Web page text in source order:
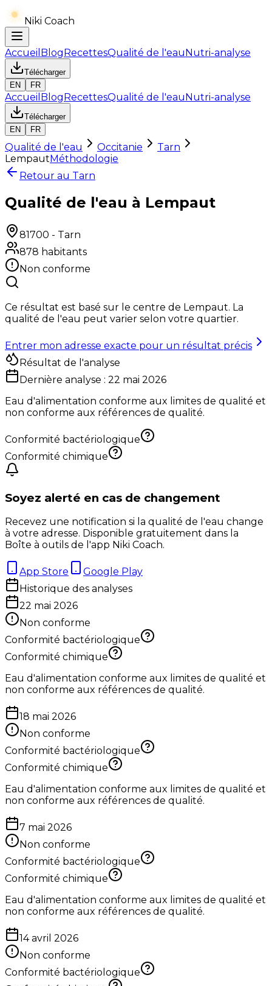
Niki Coach
Accueil BlogRecettesQualité de l'eauNutri-analyse
Télécharger
EN
FR
Accueil BlogRecettesQualité de l'eauNutri-analyse
Télécharger
EN
FR
Qualité de l'eau Occitanie
Tarn
LempautMéthodologie
Retour au Tarn
Qualité de l'eau à Lempaut
81700 - Tarn
878 habitants
Non conforme
Ce résultat est basé sur le centre de Lempaut. La
qualité de l'eau peut varier selon votre quartier.
Entrer mon adresse exacte pour un résultat précis
Résultat de l'analyse
Dernière analyse : 22 mai 2026
Eau d'alimentation conforme aux limites de qualité et
non conforme aux références de qualité.
Conformité bactériologique
Conformité chimique
Soyez alerté en cas de changement
Recevez une notification si la qualité de l'eau change
à votre adresse. Disponible gratuitement dans la
Boîte à outils de l'app Niki Coach.
App Store
Google Play
Historique des analyses
22 mai 2026
Non conforme
Conformité bactériologique
Conformité chimique
Eau d'alimentation conforme aux limites de qualité et
non conforme aux références de qualité.
18 mai 2026
Non conforme
Conformité bactériologique
Conformité chimique
Eau d'alimentation conforme aux limites de qualité et
non conforme aux références de qualité.
7 mai 2026
Non conforme
Conformité bactériologique
Conformité chimique
Eau d'alimentation conforme aux limites de qualité et
non conforme aux références de qualité.
14 avril 2026
Non conforme
Conformité bactériologique